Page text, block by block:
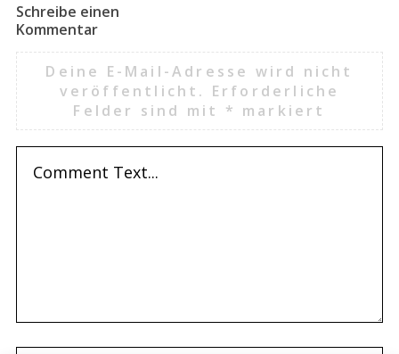
Schreibe einen
Kommentar
Deine E-Mail-Adresse wird nicht
veröffentlicht. Erforderliche
Felder sind mit * markiert